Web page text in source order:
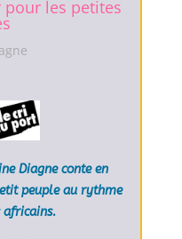
les petites
Diagne conte en
peuple au rythme
africains.